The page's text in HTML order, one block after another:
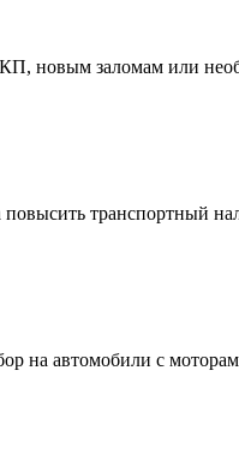
новым заломам или
транспортный
на автомобили с